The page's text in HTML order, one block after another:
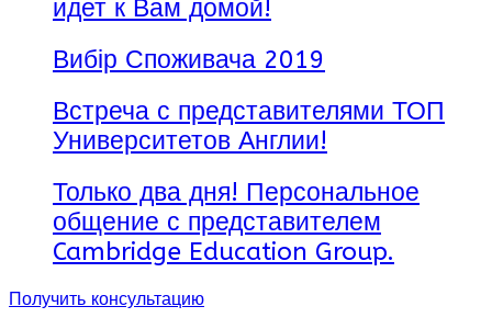
идет к Вам домой!
Вибір Споживача 2019
Встреча с представителями ТОП
Университетов Англии!
Только два дня! Персональное
общение с представителем
Cambridge Education Group.
Получить консультацию